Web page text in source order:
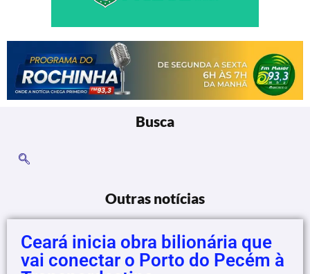
Busca
Outras notícias
Ceará inicia obra bilionária que
vai conectar o Porto do Pecém à